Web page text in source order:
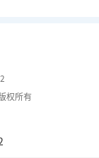
公证的时候，需
权所有